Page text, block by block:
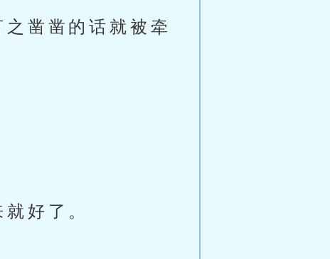
凿凿的话就被牵
好了。